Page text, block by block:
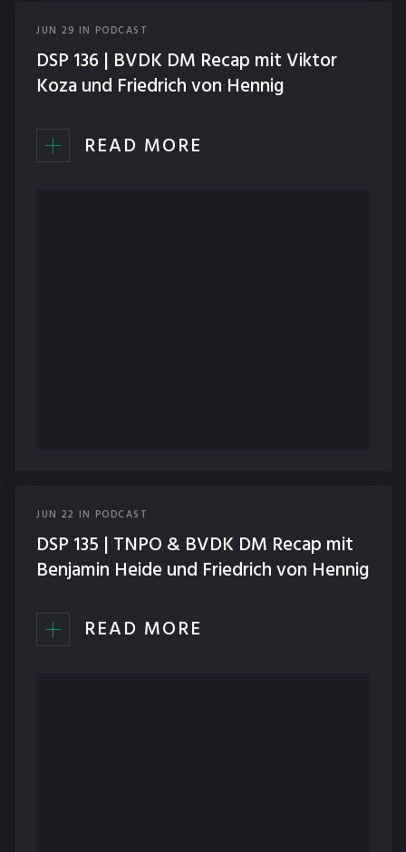
JUN 29 IN PODCAST
DSP 136 | BVDK DM Recap mit Viktor
Koza und Friedrich von Hennig
READ MORE
JUN 22 IN PODCAST
DSP 135 | TNPO & BVDK DM Recap mit
Benjamin Heide und Friedrich von Hennig
READ MORE